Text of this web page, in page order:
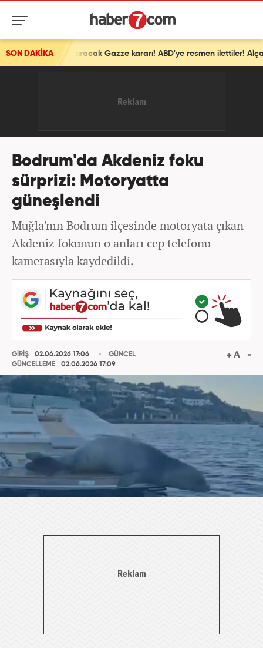
SON DAKİKA İsrail'den ortalığı karıştıracak Gazze kararı! ABD'ye resmen ilettiler! Alçak plan devrede
Bodrum'da Akdeniz foku
sürprizi: Motoryatta
güneşlendi
Muğla'nın Bodrum ilçesinde motoryata çıkan
Akdeniz fokunun o anları cep telefonu
kamerasıyla kaydedildi.
GİRİŞ
02.06.2026 17:06
GÜNCELLEME
02.06.2026 17:09
GÜNCEL